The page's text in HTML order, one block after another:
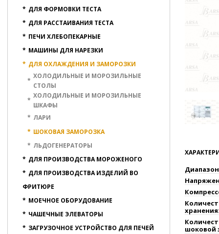
* ДЛЯ ФОРМОВКИ ТЕСТА
* ДЛЯ РАССТАИВАНИЯ ТЕСТА
* ПЕЧИ ХЛЕБОПЕКАРНЫЕ
* МАШИНЫ ДЛЯ НАРЕЗКИ
* ДЛЯ ОХЛАЖДЕНИЯ И ЗАМОРОЗКИ
*
ХОЛОДИЛЬНЫЕ И МОРОЗИЛЬНЫЕ
СТОЛЫ
*
ХОЛОДИЛЬНЫЕ И МОРОЗИЛЬНЫЕ
ШКАФЫ
* ЛАРИ
* ШОКОВАЯ ЗАМОРОЗКА
* ЛЬДОГЕНЕРАТОРЫ
* ДЛЯ ПРОИЗВОДСТВА МОРОЖЕНОГО
* ДЛЯ ПРОИЗВОДСТВА ИЗДЕЛИЙ ВО
ФРИТЮРЕ
* МОЕЧНОЕ ОБОРУДОВАНИЕ
* ЧАШЕЧНЫЕ ЭЛЕВАТОРЫ
* ЗАГРУЗОЧНОЕ УСТРОЙСТВО ДЛЯ ПЕЧЕЙ
шоковой